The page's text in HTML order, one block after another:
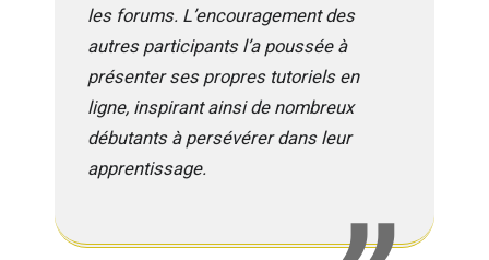
les forums. L’encouragement des
autres participants l’a poussée à
présenter ses propres tutoriels en
ligne, inspirant ainsi de nombreux
débutants à persévérer dans leur
apprentissage.